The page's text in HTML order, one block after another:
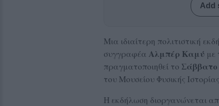
Add
Μια ιδιαίτερη πολιτιστική
συγγραφέα Αλμπέρ Καμύ με
πραγματοποιηθεί το Σάββατο
του Μουσείου Φυσικής
Η εκδήλωση διοργανώνεται